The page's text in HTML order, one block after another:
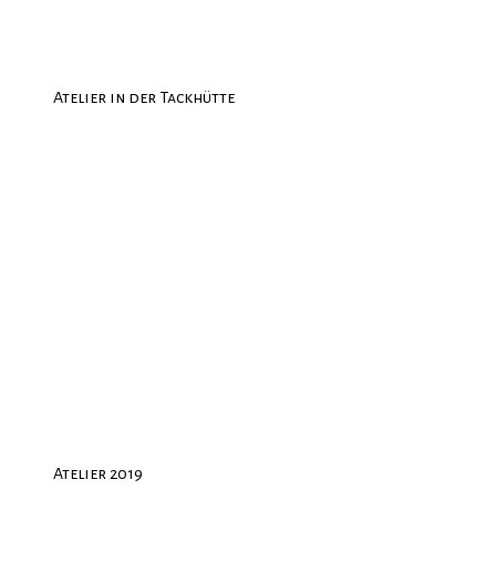
Atelier in der Tackhütte
Atelier 2019